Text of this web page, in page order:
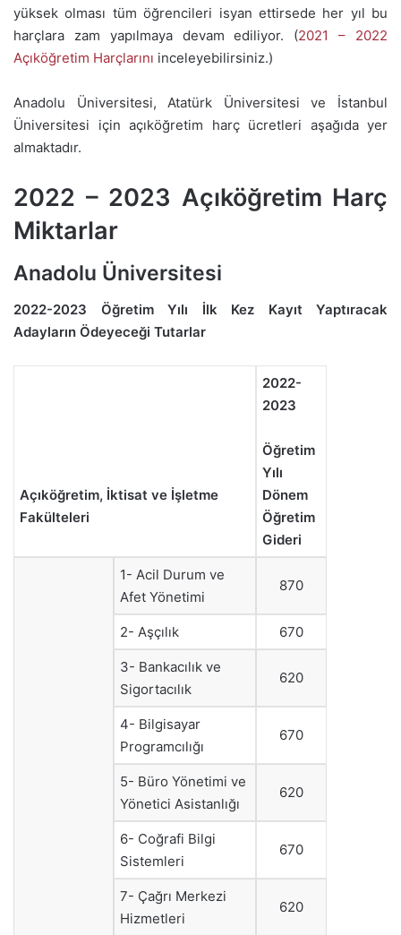
yüksek olması tüm öğrencileri isyan ettirsede her yıl bu
harçlara zam yapılmaya devam ediliyor. (2021 – 2022
Açıköğretim Harçlarını inceleyebilirsiniz.)
Anadolu Üniversitesi, Atatürk Üniversitesi ve İstanbul
Üniversitesi için açıköğretim harç ücretleri aşağıda yer
almaktadır.
2022 – 2023 Açıköğretim Harç
Miktarlar
Anadolu Üniversitesi
2022-2023 Öğretim Yılı İlk Kez Kayıt Yaptıracak
Adayların Ödeyeceği Tutarlar
Açıköğretim, İktisat ve İşletme
Fakülteleri
2022-
2023
Öğretim
Yılı
Dönem
Öğretim
Gideri
1- Acil Durum ve
Afet Yönetimi
870
2- Aşçılık 670
3- Bankacılık ve
Sigortacılık
620
4- Bilgisayar
Programcılığı
670
5- Büro Yönetimi ve
Yönetici Asistanlığı
620
6- Coğrafi Bilgi
Sistemleri
670
7- Çağrı Merkezi
Hizmetleri
620